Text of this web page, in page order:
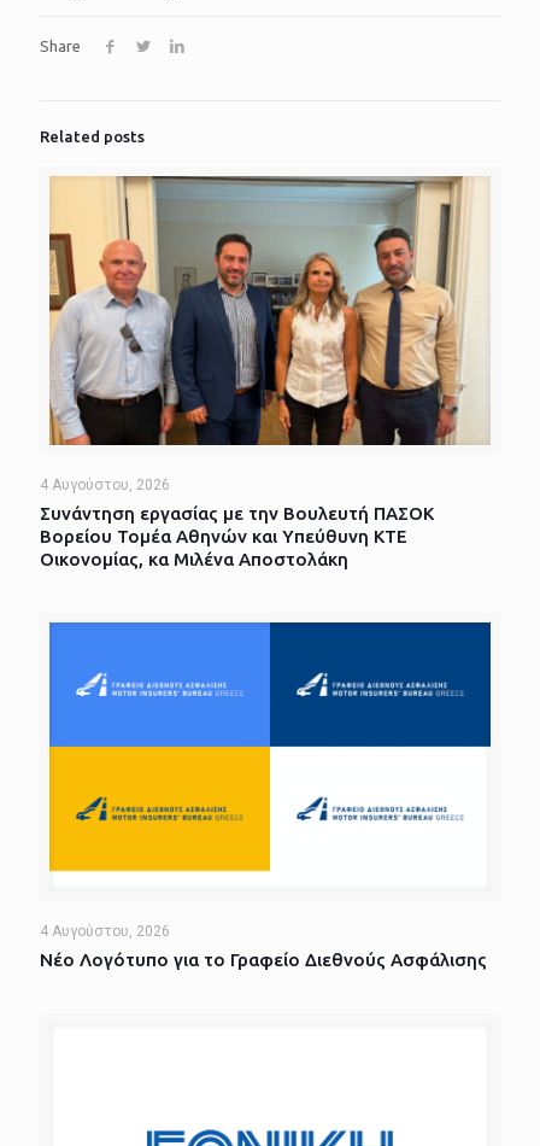
Share
Related posts
4 Αυγούστου, 2026
Συνάντηση εργασίας με την Βουλευτή ΠΑΣΟΚ
Βορείου Τομέα Αθηνών και Υπεύθυνη ΚΤΕ
Οικονομίας, κα Μιλένα Αποστολάκη
4 Αυγούστου, 2026
Νέο Λογότυπο για το Γραφείο Διεθνούς Ασφάλισης